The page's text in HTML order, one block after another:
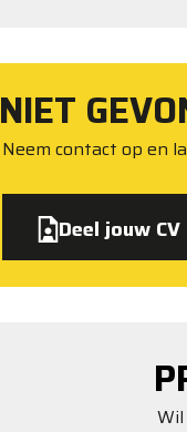
NIET
Neem contact op en
Deel jouw CV